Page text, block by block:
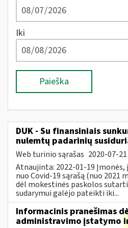
Iki
Paieška
DUK - Su finansiniais
nulemtų padarinių
Web turinio sąrašas 2020-07-21
Atnaujinta: 2022-01-19
nuo Covid-19 sąrašą (nuo 2021
dėl mokestinės paskolos
sudarymui galėjo pateikti iki...
Informacinis pranešimas
administravimo įstatymo